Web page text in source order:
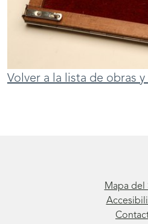
Volver a la lista de obras
Mapa del